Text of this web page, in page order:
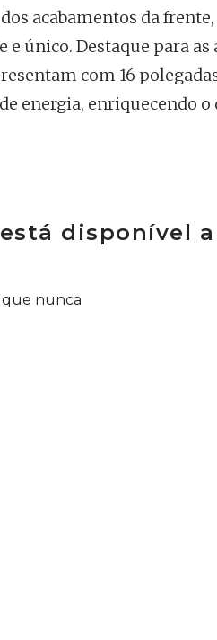
acabamentos da
único. Destaque para
com 16
energia, enriquecendo
está disponível